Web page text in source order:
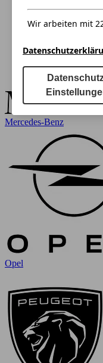
Mercedes-Benz
Opel
Wir arbeiten mit